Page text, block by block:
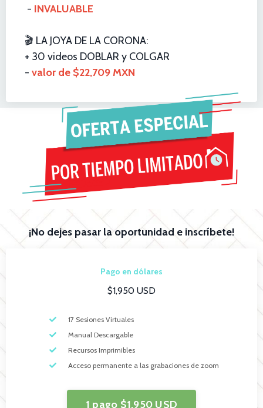
- INVALUABLE
🎬 LA JOYA DE LA CORONA:
+ 30 videos DOBLAR y COLGAR
- valor de $22,709 MXN
¡No dejes pasar la oportunidad e inscríbete!
Pago en dólares
$1,950 USD
17 Sesiones Virtuales
Manual Descargable
Recursos Imprimibles
Acceso permanente a las grabaciones de zoom
1 pago $1,950 USD